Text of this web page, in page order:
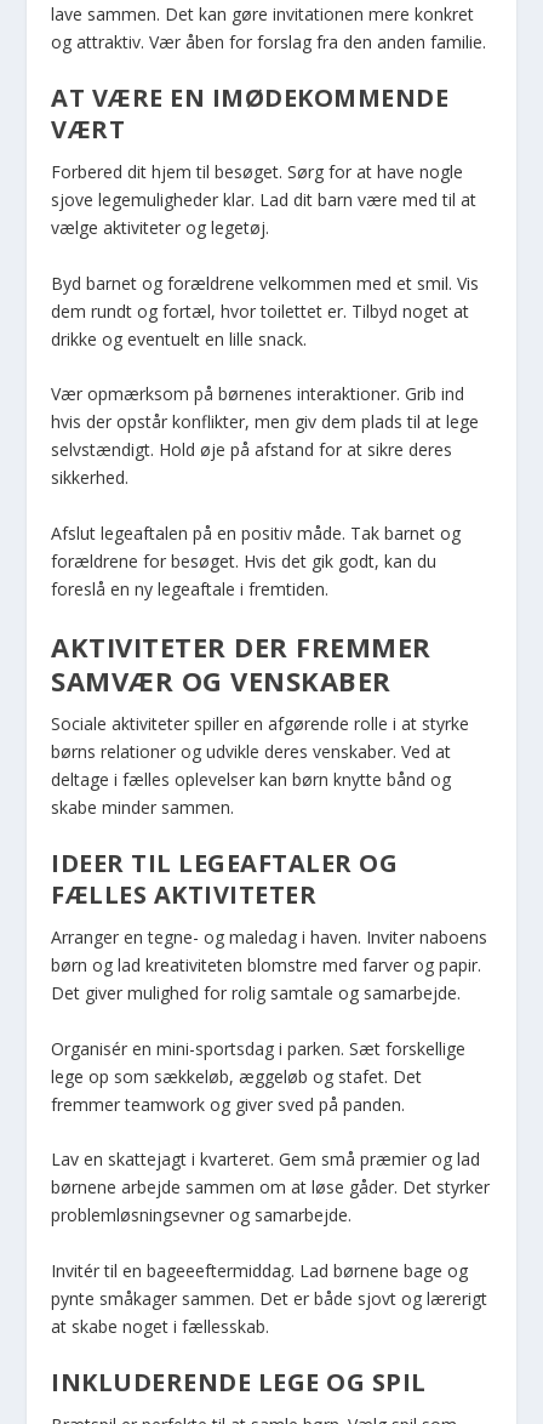
lave sammen. Det kan gøre invitationen mere konkret
og attraktiv. Vær åben for forslag fra den anden familie.
AT VÆRE EN IMØDEKOMMENDE
VÆRT
Forbered dit hjem til besøget. Sørg for at have nogle
sjove legemuligheder klar. Lad dit barn være med til at
vælge aktiviteter og legetøj.
Byd barnet og forældrene velkommen med et smil. Vis
dem rundt og fortæl, hvor toilettet er. Tilbyd noget at
drikke og eventuelt en lille snack.
Vær opmærksom på børnenes interaktioner. Grib ind
hvis der opstår konflikter, men giv dem plads til at lege
selvstændigt. Hold øje på afstand for at sikre deres
sikkerhed.
Afslut legeaftalen på en positiv måde. Tak barnet og
forældrene for besøget. Hvis det gik godt, kan du
foreslå en ny legeaftale i fremtiden.
AKTIVITETER DER FREMMER
SAMVÆR OG VENSKABER
Sociale aktiviteter spiller en afgørende rolle i at styrke
børns relationer og udvikle deres venskaber. Ved at
deltage i fælles oplevelser kan børn knytte bånd og
skabe minder sammen.
IDEER TIL LEGEAFTALER OG
FÆLLES AKTIVITETER
Arranger en tegne- og maledag i haven. Inviter naboens
børn og lad kreativiteten blomstre med farver og papir.
Det giver mulighed for rolig samtale og samarbejde.
Organisér en mini-sportsdag i parken. Sæt forskellige
lege op som sækkeløb, æggeløb og stafet. Det
fremmer teamwork og giver sved på panden.
Lav en skattejagt i kvarteret. Gem små præmier og lad
børnene arbejde sammen om at løse gåder. Det styrker
problemløsningsevner og samarbejde.
Invitér til en bageeeftermiddag. Lad børnene bage og
pynte småkager sammen. Det er både sjovt og lærerigt
at skabe noget i fællesskab.
INKLUDERENDE LEGE OG SPIL